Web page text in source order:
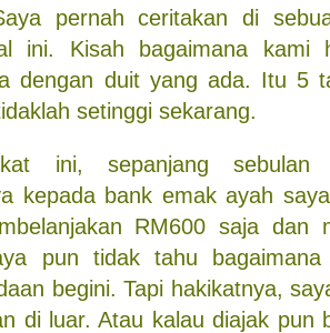
pernah ceritakan di
ini. Kisah bagaimana kami
dengan duit yang ada. Itu 5
setinggi sekarang.
ini, sepanjang sebulan
kepada bank emak ayah
RM600 saja dan
pun tidak tahu
begini. Tapi hakikatnya,
di luar. Atau kalau diajak pun